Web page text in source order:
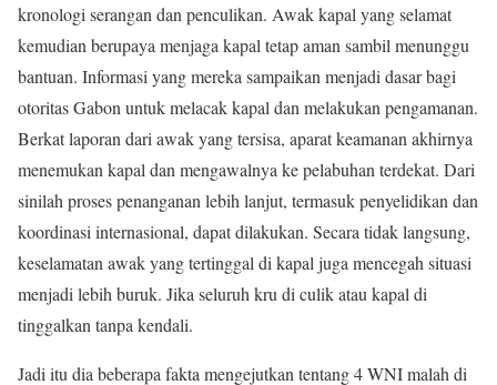
kronologi serangan dan penculikan. Awak kapal yang selamat
kemudian berupaya menjaga kapal tetap aman sambil menunggu
bantuan. Informasi yang mereka sampaikan menjadi dasar bagi
otoritas Gabon untuk melacak kapal dan melakukan pengamanan.
Berkat laporan dari awak yang tersisa, aparat keamanan akhirnya
menemukan kapal dan mengawalnya ke pelabuhan terdekat. Dari
sinilah proses penanganan lebih lanjut, termasuk penyelidikan dan
koordinasi internasional, dapat dilakukan. Secara tidak langsung,
keselamatan awak yang tertinggal di kapal juga mencegah situasi
menjadi lebih buruk. Jika seluruh kru di culik atau kapal di
tinggalkan tanpa kendali.
Jadi itu dia beberapa fakta mengejutkan tentang 4 WNI malah di